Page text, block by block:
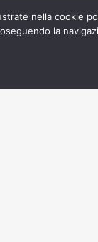
prodotti del
la storia del
e la
nella cookie
la